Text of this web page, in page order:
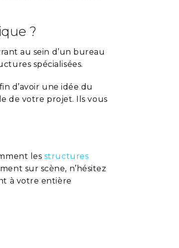
?
au sein d’un bureau
spécialisées.
d’avoir une idée du
de votre projet. Ils vous
les structures
sur scène, n’hésitez
à votre entière